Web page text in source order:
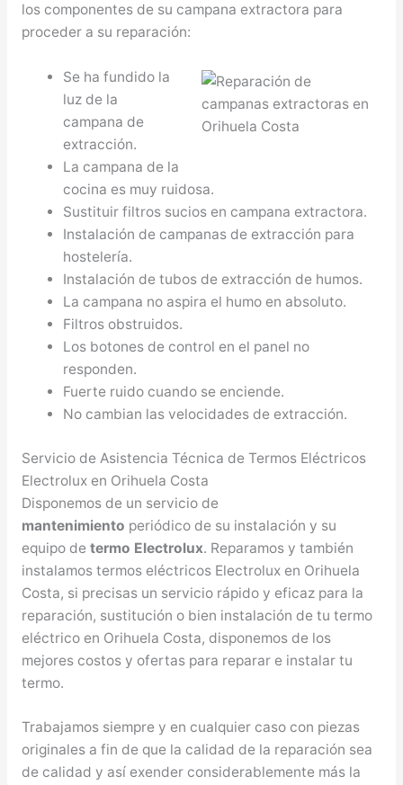
los componentes de su campana extractora para
proceder a su reparación:
Se ha fundido la
luz de la
campana de
extracción.
La campana de la
cocina es muy ruidosa.
Sustituir filtros sucios en campana extractora.
Instalación de campanas de extracción para
hostelería.
Instalación de tubos de extracción de humos.
La campana no aspira el humo en absoluto.
Filtros obstruidos.
Los botones de control en el panel no
responden.
Fuerte ruido cuando se enciende.
No cambian las velocidades de extracción.
Servicio de Asistencia Técnica de Termos Eléctricos
Electrolux en Orihuela Costa
Disponemos de un servicio de
mantenimiento periódico de su instalación y su
equipo de termo Electrolux. Reparamos y también
instalamos termos eléctricos Electrolux en Orihuela
Costa, si precisas un servicio rápido y eficaz para la
reparación, sustitución o bien instalación de tu termo
eléctrico en Orihuela Costa, disponemos de los
mejores costos y ofertas para reparar e instalar tu
termo.
Trabajamos siempre y en cualquier caso con piezas
originales a fin de que la calidad de la reparación sea
de calidad y así exender considerablemente más la